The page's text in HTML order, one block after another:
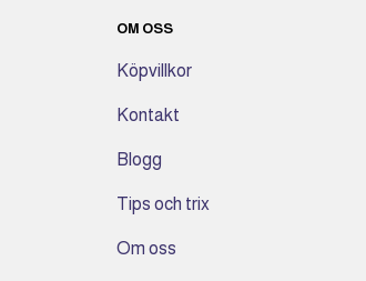
OM OSS
Köpvillkor
Kontakt
Blogg
Tips och trix
Om oss